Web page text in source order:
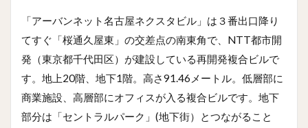
「アーバンネット名古屋ネクスタビル」は３番出口降り
てすぐ「桜通久屋東」の交差点の南東角で、NTT都市開
発（東京都千代田区）が建設している再開発複合ビルで
す。地上20階、地下1階。高さ91.46メートル。低層部に
商業施設、高層部にオフィスが入る複合ビルです。地下
部分は「セントラルパーク」(地下街）とつながること